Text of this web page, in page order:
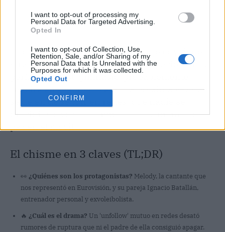
I want to opt-out of processing my
Personal Data for Targeted Advertising.
Opted In
I want to opt-out of Collection, Use,
Retention, Sale, and/or Sharing of my
Personal Data that Is Unrelated with the
Purposes for which it was collected.
Opted Out
CONFIRM
Lo que queda ahora es la calma. Melody tiene
gira y Eurovisión ya es historia. Ignacio, con su
perfil físico y su gimnasio, probablemente
seguirá en segundo plano. La próxima vez que
se dejen de seguir en redes, que nadie se
precipite: a veces, el 'mute' solo es un rato de
paz en el móvil.
El chisme en 3 claves (TL;DR)
👀 ¿Quiénes son los protagonistas? Melody, la cantante que
nos representó en Eurovisión, y su pareja Ignacio Batallán,
entrenador personal y exvoleibolista.
🔥 ¿Cuál es el drama? Un 'unfollow' mutuo en redes desató
rumores de ruptura que ni el padre de ella consiguió apagar.